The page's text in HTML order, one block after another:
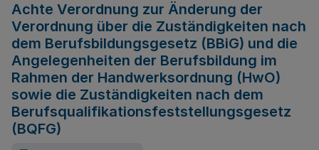
Achte Verordnung zur Änderung der
Verordnung über die Zuständigkeiten nach
dem Berufsbildungsgesetz (BBiG) und die
Angelegenheiten der Berufsbildung im
Rahmen der Handwerksordnung (HwO)
sowie die Zuständigkeiten nach dem
Berufsqualifikationsfeststellungsgesetz
(BQFG)